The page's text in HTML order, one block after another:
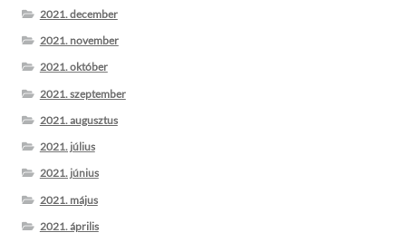
2021. december
2021. november
2021. október
2021. szeptember
2021. augusztus
2021. július
2021. június
2021. május
2021. április